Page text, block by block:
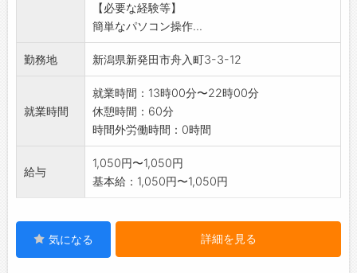
他にも電話応対や簡単なPC操作(予約確認)があ
ります。
※土・日勤務のできる方希望します。
【必要な経験等】
簡単なパソコン操作...
勤務地 新潟県新発田市舟入町3-3-12
就業時間
就業時間：13時00分〜22時00分
休憩時間：60分
時間外労働時間：0時間
給与
1,050円〜1,050円
基本給：1,050円〜1,050円
気になる 詳細を見る